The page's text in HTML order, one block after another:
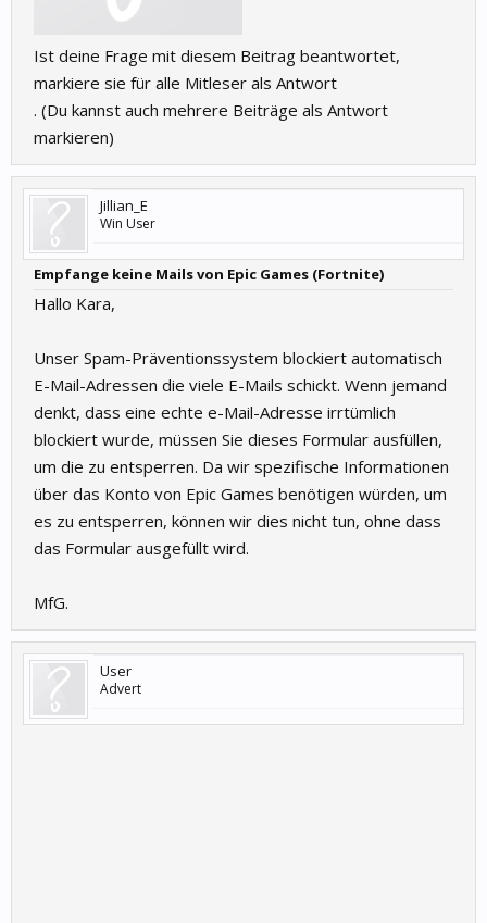
Ist deine Frage mit diesem Beitrag beantwortet,
markiere sie für alle Mitleser als Antwort
. (Du kannst auch mehrere Beiträge als Antwort
markieren)
Jillian_E
Win User
Empfange keine Mails von Epic Games (Fortnite)
Hallo Kara,
Unser Spam-Präventionssystem blockiert automatisch
E-Mail-Adressen die viele E-Mails schickt. Wenn jemand
denkt, dass eine echte e-Mail-Adresse irrtümlich
blockiert wurde, müssen Sie dieses Formular ausfüllen,
um die zu entsperren. Da wir spezifische Informationen
über das Konto von Epic Games benötigen würden, um
es zu entsperren, können wir dies nicht tun, ohne dass
das Formular ausgefüllt wird.
MfG.
User
Advert